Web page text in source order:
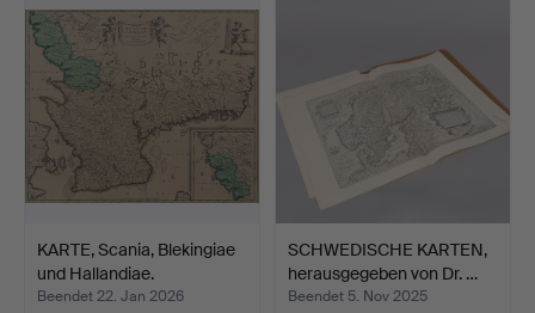
KARTE, Scania, Blekingiae
und Hallandiae.
Beendet 22. Jan 2026
SCHWEDISCHE KARTEN,
herausgegeben von Dr. …
Beendet 5. Nov 2025